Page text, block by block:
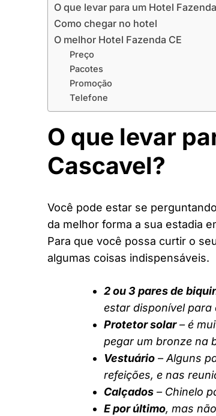
O que levar para um Hotel
Como chegar no hotel
O melhor Hotel Fazenda CE
Preço
Pacotes
Promoção
Telefone
O que levar
Cascavel?
Você pode estar se
da melhor forma a sua estadia
Para que você possa curtir o
algumas coisas indispensáveis.
2 ou 3 pares de
estar disponível para
Protetor solar– é
pegar um bronze na
Vestuário – Alguns
refeições, e nas
Calçados – Chinelo
E por último, mas